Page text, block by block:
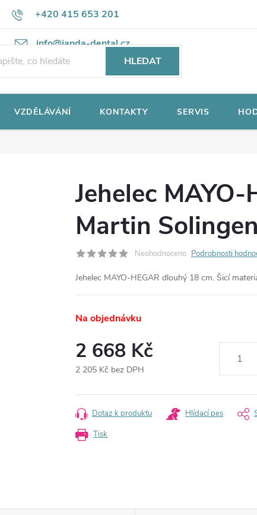
+420 415 653 201
info@janda-dental.cz
Ochrana osobních údajů
HLEDAT
VZDĚLÁVÁNÍ KONTAKTY SERVIS
Jehelec MAYO-
Martin
Neohodnoceno Podrobnosti
Jehelec MAYO-HEGAR dlouhý 18 cm. Šicí
Na objednávku
2 668 Kč
2 205 Kč bez DPH
cena:
Tisk
Dotaz k produktu Hlídací pes